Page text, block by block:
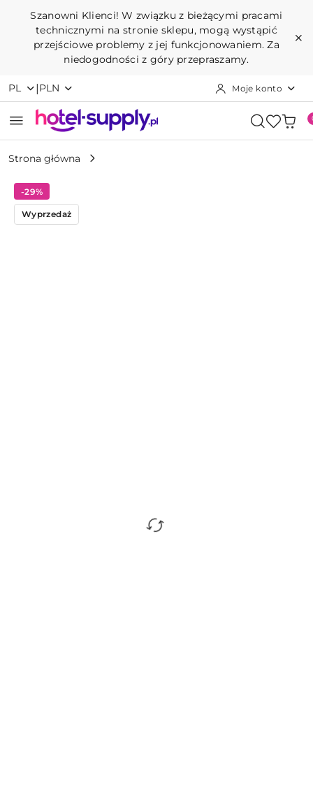
Przejdź do treści głównej
Przejdź do wyszukiwarki
Przejdź do moje konto
Przejdź do menu głównego
Przejdź do opisu produktu
Przejdź do stopki
Szanowni Klienci! W związku z bieżącymi pracami
technicznymi na stronie sklepu, mogą wystąpić
przejściowe problemy z jej funkcjonowaniem. Za
niedogodności z góry przepraszamy.
PL |PLN Moje konto
Strona główna
-29%
Wyprzedaż